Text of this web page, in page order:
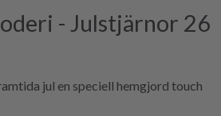
- Julstjärnor 26
jul en speciell hemgjord touch